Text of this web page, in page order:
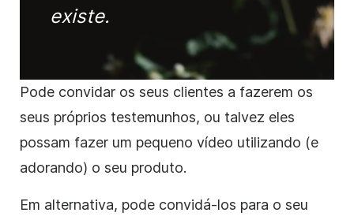
existe.
Pode convidar os seus clientes a fazerem os
seus próprios testemunhos, ou talvez eles
possam fazer um pequeno vídeo utilizando (e
adorando) o seu produto.
Em alternativa, pode convidá-los para o seu